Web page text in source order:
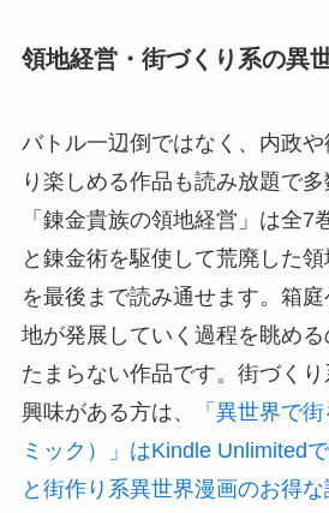
領地経営・街づくり系の異
バトル一辺倒ではなく、内政や
り楽しめる作品も読み放題で多
「錬金貴族の領地経営」は全7
と錬金術を駆使して荒廃した
を最後まで読み通せます。箱
地が発展していく過程を眺め
たまらない作品です。街づく
興味がある方は、
「異世界で
ミック）」はKindle Unlimited
と街作り系異世界漫画のお得